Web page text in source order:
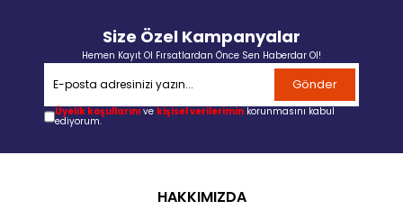
Size Özel Kampanyalar
Hemen Kayıt Ol Fırsatlardan Önce Sen Haberdar Ol!
Gönder
Üyelik koşullarını ve kişisel verilerimin korunmasını kabul
ediyorum.
HAKKIMIZDA